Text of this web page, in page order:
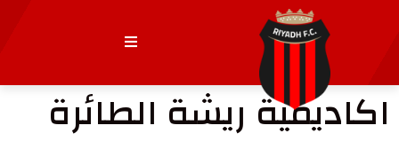
اكاديمية ريشة الطائرة